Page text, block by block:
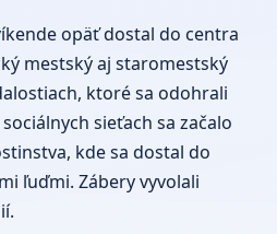
opäť dostal do centra
mestský aj staromestský
ktoré sa odohrali
sieťach sa začalo
kde sa dostal do
ľuďmi. Zábery vyvolali